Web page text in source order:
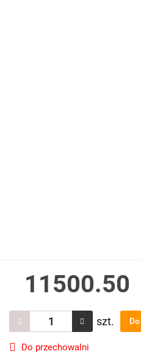
11500.50
szt.
Do przechowalni